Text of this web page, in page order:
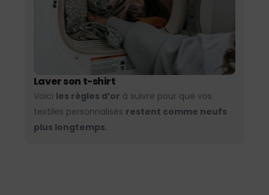
Laver son t-shirt
Voici les règles d’or à suivre pour que vos
textiles personnalisés restent comme neufs
plus longtemps.